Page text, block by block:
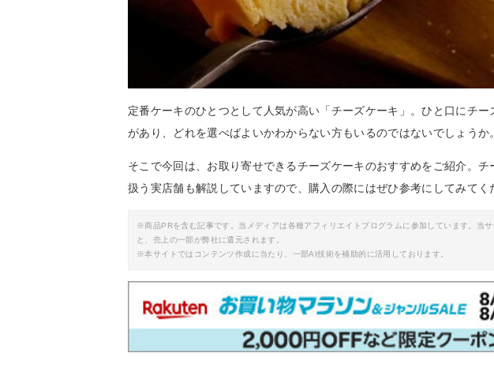
定番ケーキのひとつとして人気が高い「チーズケーキ」。ひと口にチ
があり、どれを選べばよいかわからない方もいるのではないでしょうか。
そこで今回は、お取り寄せできるチーズケーキのおすすめをご紹介。
扱う実店舗も解説していますので、購入の際にはぜひ参考にしてみてく
※商品PRを含む記事です。当メディアは各種アフィリエイトプログラムに参加しています。当
と、売上の一部が弊社に還元されます。
※本サイトではコンテンツ作成に当たり、一部AI技術を補助的に活用しております。